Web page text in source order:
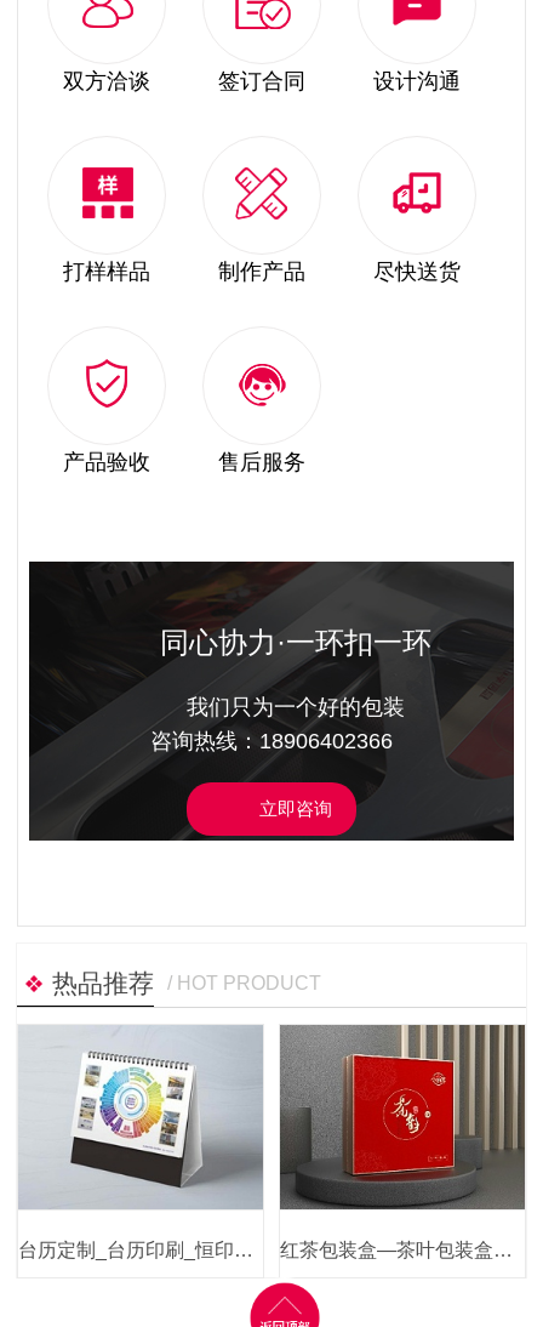
双方洽谈 签订合同 设计沟通
打样样品 制作产品 尽快送货
产品验收 售后服务
同心协力·一环扣一环
我们只为一个好的包装
咨询热线：18906402366
立即咨询
热品推荐 / HOT PRODUCT
台历定制_台历印刷_恒印包装 红茶包装盒—茶叶包装盒定制—恒印包装